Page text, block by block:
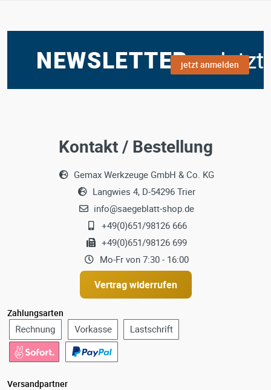
jetzt anmelden
Kontakt / Bestellung
Gemax Werkzeuge GmbH & Co. KG
Langwies 4, D-54296 Trier
info@saegeblatt-shop.de
+49(0)651/98126 666
+49(0)651/98126 699
Mo-Fr von 7:30 - 16:00
Vertrag widerrufen
Zahlungsarten
Versandpartner